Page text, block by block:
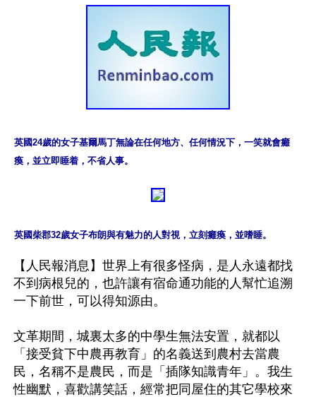
英國24歲的女子基爾馬丁無論在任何地方、任何情況下，一笑就會癱
瘓，並立即睡着，不省人事。
英國柴郡32歲女子布朗與有魅力的人對視，立刻癱瘓，並嗜睡。
【人民報消息】世界上有很多怪病，是人永遠都找
不到病根兒的，也許讓有宿命通功能的人幫忙追溯
一下前世，可以得知源由。
文革期間，城裏太多的中學生無法安置，就都以
「接受貧下中農再教育」的名義送到農村去當農
民，名稱不是農民，而是「插隊知識青年」。我生
性幽默，喜歡講笑話，經常把同屋住的其它學校來